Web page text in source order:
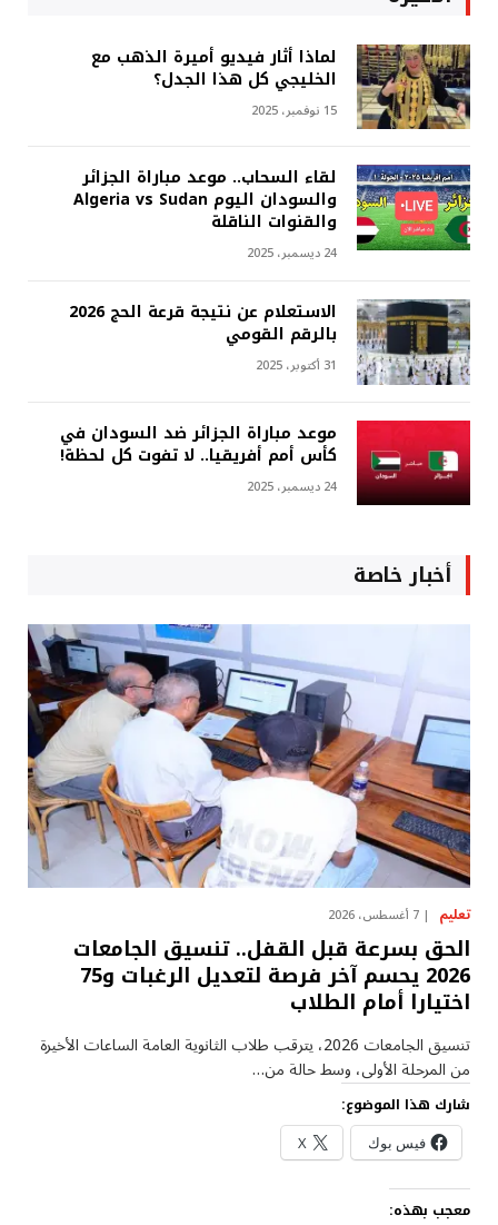
لماذا أثار فيديو أميرة الذهب مع
الخليجي كل هذا الجدل؟
15 نوفمبر، 2025
لقاء السحاب.. موعد مباراة الجزائر
والسودان اليوم Algeria vs Sudan
والقنوات الناقلة
24 ديسمبر، 2025
الاستعلام عن نتيجة قرعة الحج 2026
بالرقم القومي
31 أكتوبر، 2025
موعد مباراة الجزائر ضد السودان في
كأس أمم أفريقيا.. لا تفوت كل لحظة!
24 ديسمبر، 2025
أخبار خاصة
تعليم 7 أغسطس، 2026
الحق بسرعة قبل القفل.. تنسيق الجامعات
2026 يحسم آخر فرصة لتعديل الرغبات و75
اختيارا أمام الطلاب
تنسيق الجامعات 2026، يترقب طلاب الثانوية العامة الساعات الأخيرة
من المرحلة الأولى، وسط حالة من…
شارك هذا الموضوع:
فيس بوك X
معجب بهذه: